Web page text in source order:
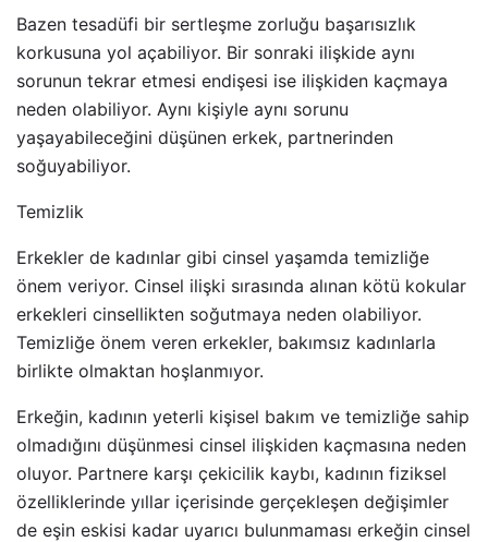
Bazen tesadüfi bir sertleşme zorluğu başarısızlık
korkusuna yol açabiliyor. Bir sonraki ilişkide aynı
sorunun tekrar etmesi endişesi ise ilişkiden kaçmaya
neden olabiliyor. Aynı kişiyle aynı sorunu
yaşayabileceğini düşünen erkek, partnerinden
soğuyabiliyor.
Temizlik
Erkekler de kadınlar gibi cinsel yaşamda temizliğe
önem veriyor. Cinsel ilişki sırasında alınan kötü kokular
erkekleri cinsellikten soğutmaya neden olabiliyor.
Temizliğe önem veren erkekler, bakımsız kadınlarla
birlikte olmaktan hoşlanmıyor.
Erkeğin, kadının yeterli kişisel bakım ve temizliğe sahip
olmadığını düşünmesi cinsel ilişkiden kaçmasına neden
oluyor. Partnere karşı çekicilik kaybı, kadının fiziksel
özelliklerinde yıllar içerisinde gerçekleşen değişimler
de eşin eskisi kadar uyarıcı bulunmaması erkeğin cinsel